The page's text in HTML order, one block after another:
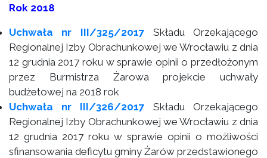
Rok 2018
Uchwała nr III/325/2017 Składu Orzekającego
Regionalnej Izby Obrachunkowej we Wrocławiu z dnia
12 grudnia 2017 roku w sprawie opinii o przedłożonym
przez Burmistrza Żarowa projekcie uchwały
budżetowej na 2018 rok
Uchwała nr III/326/2017 Składu Orzekającego
Regionalnej Izby Obrachunkowej we Wrocławiu z dnia
12 grudnia 2017 roku w sprawie opinii o możliwości
sfinansowania deficytu gminy Żarów przedstawionego